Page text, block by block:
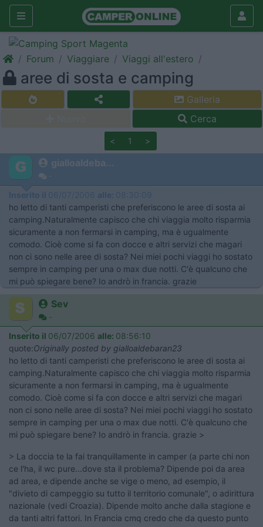
Forum Viaggiare Viaggi all'estero
aree di sosta e camping
Galleria
Cerca
< 1 >
gialloaldeba...
Inserito il 06/07/2006 alle: 08:30:09
ho letto di tanti camperisti che preferiscono le aree di sosta ai
camping.Naturalmente capisco che chi viaggia molto risparmia
sicuramente a non fermarsi in camping, ma è ugualmente
comodo. Cioè come si fa con docce e altri servizi che magari
non ci sono nelle aree di sosta? Nei miei pochi viaggi ho sostato
sempre in camping per una o max due notti. C'è qualcuno che
mi può spiegare bene? Io andrò in francia. grazie
Sev
-
Inserito il 06/07/2006 alle: 08:56:10
quote:Originally posted by gialloaldebaran23
ho letto di tanti camperisti che preferiscono le aree di sosta ai
camping.Naturalmente capisco che chi viaggia molto risparmia
sicuramente a non fermarsi in camping, ma è ugualmente
comodo. Cioè come si fa con docce e altri servizi che magari
non ci sono nelle aree di sosta? Nei miei pochi viaggi ho sostato
sempre in camping per una o max due notti. C'è qualcuno che
mi può spiegare bene? Io andrò in francia. grazie >
> La doccia te la fai tranquillamente in camper (a parte chi non
ce l'ha, il wc pure...dove sta il problema? Dipende poi da area
ad area, e dipende anche se vige o meno, ad esempio, il
"divieto di campeggio su tutto il territorio comunale", o adirittura
nazionale (vedi Croazia). Dipende molto anche dalla stagione e
da tanti altri fattori. In Francia cmq credo che da questo punto